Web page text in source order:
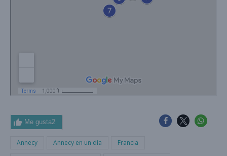
Me gusta2
Annecy Annecy en un día
Francia